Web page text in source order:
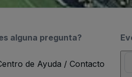
alguna pregunta?
de Ayuda / Contacto